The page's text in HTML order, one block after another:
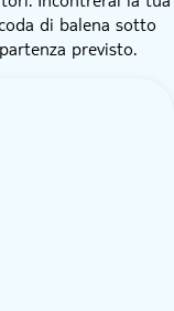
di balena sotto
previsto.